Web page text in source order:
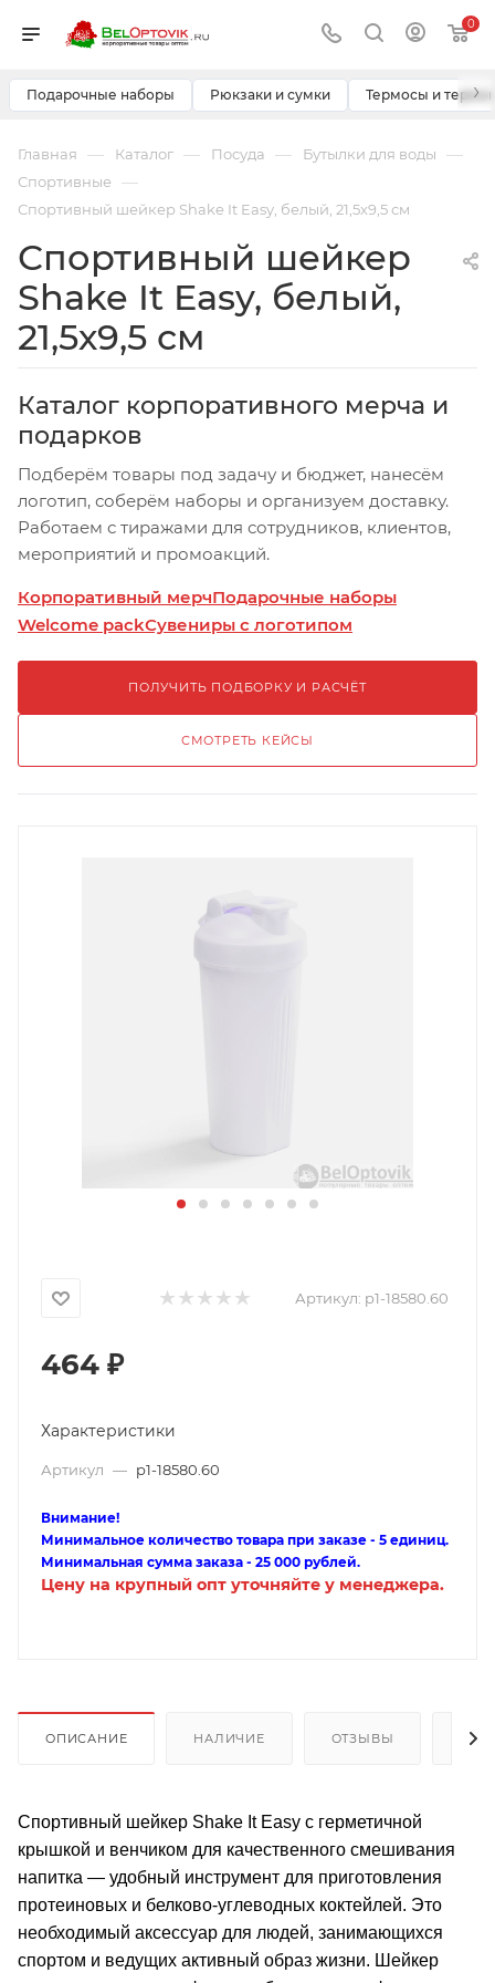
0
Подарочные наборы Рюкзаки и сумки Термосы и ›
Главная — Каталог — Посуда — Бутылки для воды —
Спортивные —
Спортивный шейкер Shake It Easy, белый, 21,5х9,5 см
Спортивный шейкер
Shake It Easy, белый,
21,5х9,5 см
Каталог корпоративного мерча и
подарков
Подберём товары под задачу и бюджет, нанесём
логотип, соберём наборы и организуем доставку.
Работаем с тиражами для сотрудников, клиентов,
мероприятий и промоакций.
Корпоративный мерчПодарочные наборы
Welcome packСувениры с логотипом
ПОЛУЧИТЬ ПОДБОРКУ И РАСЧЁТ
СМОТРЕТЬ КЕЙСЫ
Артикул: p1-18580.60
464 ₽
Характеристики
Артикул — p1-18580.60
Внимание!
Минимальное количество товара при заказе - 5 единиц.
Минимальная сумма заказа - 25 000 рублей.
Цену на крупный опт уточняйте у менеджера.
ОПИСАНИЕ НАЛИЧИЕ ОТЗЫВЫ
Спортивный шейкер Shake It Easy c герметичной
крышкой и венчиком для качественного смешивания
напитка — удобный инструмент для приготовления
протеиновых и белково-углеводных коктейлей. Это
необходимый аксессуар для людей, занимающихся
спортом и ведущих активный образ жизни. Шейкер